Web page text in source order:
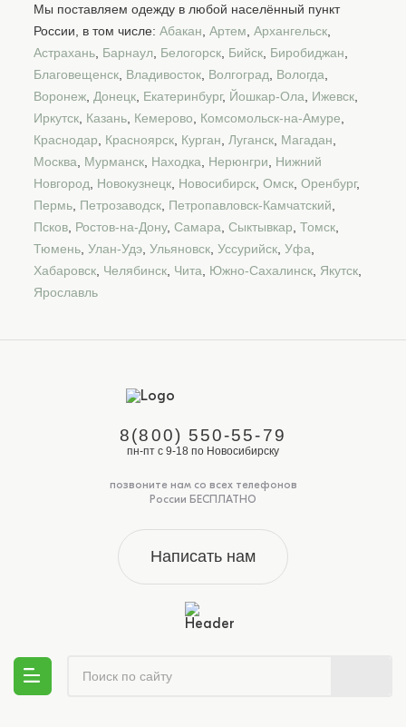
Мы поставляем одежду в любой населённый пункт
России, в том числе: Абакан Артем Архангельск
Астрахань Барнаул Белогорск Бийск Биробиджан
Благовещенск Владивосток Волгоград Вологда
Воронеж Донецк Екатеринбург, Йошкар-Ола Ижевск
Иркутск Казань Кемерово Комсомольск-на-Амуре
Краснодар
Красноярск Курган Луганск Магадан
Москва
Мурманск Находка Нерюнгри
Нижний
Новгород
Новокузнецк Новосибирск Омск Оренбург,
Пермь Петрозаводск Петропавловск-Камчатский
Псков Ростов-на-Дону, Самара Сыктывкар Томск
Тюмень Улан-Удэ Ульяновск Уссурийск Уфа
Хабаровск Челябинск Чита Южно-Сахалинск Якутск
Ярославль
8(800) 550-55-79
пн-пт с 9-18 по Новосибирску
позвоните нам со всех телефонов
России БЕСПЛАТНО
Написать нам